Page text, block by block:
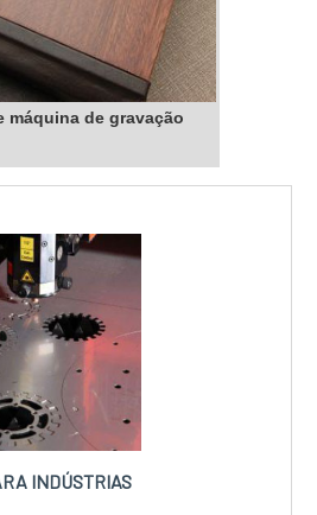
máquina de gravação
INDÚSTRIAS